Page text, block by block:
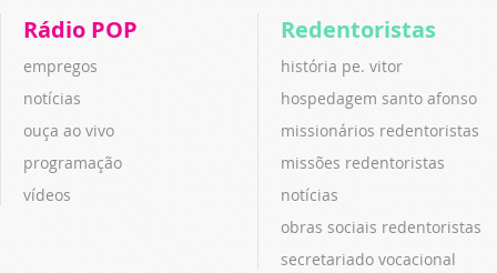
Rádio POP
empregos
notícias
ouça ao vivo
programação
vídeos
Redentoristas
história pe. vitor
hospedagem santo afonso
missionários redentoristas
missões redentoristas
notícias
obras sociais redentoristas
secretariado vocacional